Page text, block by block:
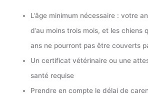
L’âge minimum nécessaire : votre
d’au moins trois mois, et les chiens
ans ne pourront pas être couverts
Un certificat vétérinaire ou une
santé requise
Prendre en compte le délai de